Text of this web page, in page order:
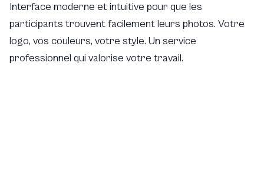
Interface moderne et intuitive pour que les
participants trouvent facilement leurs photos. Votre
logo, vos couleurs, votre style. Un service
professionnel qui valorise votre travail.